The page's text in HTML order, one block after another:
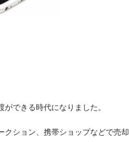
できる時代になりました。
クション、携帯ショップなどで売却